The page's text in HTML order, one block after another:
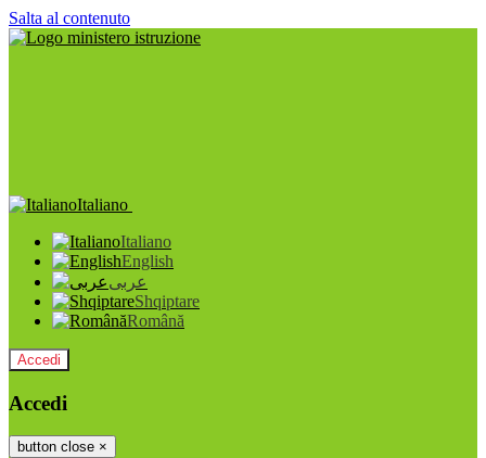
Salta al contenuto
Italiano
Italiano
English
عربى
Shqiptare
Română
Accedi
Accedi
button close ×